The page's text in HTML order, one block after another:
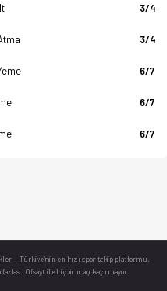
3/4
3/4
6/7
6/7
6/7
— Türkiye’nin en hızlı spor takip platformu.
Ofsayt ile hiçbir maçı kaçırmayın.